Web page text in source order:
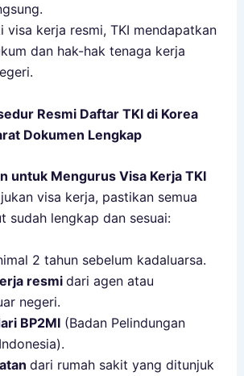
visa kerja resmi, TKI mendapatkan
dan hak-hak tenaga kerja
Resmi Daftar TKI di Korea
Dokumen Lengkap
untuk Mengurus Visa Kerja TKI
visa kerja, pastikan semua
sudah lengkap dan sesuai:
2 tahun sebelum kadaluarsa.
resmi dari agen atau
negeri.
BP2MI(Badan Pelindungan
dari rumah sakit yang ditunjuk